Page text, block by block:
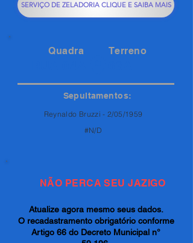
SERVIÇO DE ZELADORIA CLIQUE E SAIBA MAIS
Quadra Terreno
Sepultamentos:
Reynaldo Bruzzi - 2/05/1959
#N/D
NÃO PERCA SEU JAZIGO
Atualize agora mesmo seus dados.
O recadastramento obrigatório conforme
Artigo 66 do Decreto Municipal n°